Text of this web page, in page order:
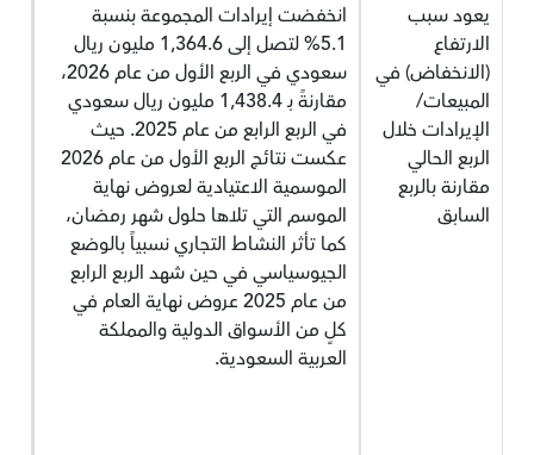
يعود سبب
الارتفاع
(الانخفاض) في
المبيعات/
الإيرادات خلال
الربع الحالي
مقارنة بالربع
السابق
انخفضت إيرادات المجموعة بنسبة
5.1% لتصل إلى 1,364.6 مليون ريال
سعودي في الربع الأول من عام 2026،
مقارنةً بـ 1,438.4 مليون ريال سعودي
في الربع الرابع من عام 2025. حيث
عكست نتائج الربع الأول من عام 2026
الموسمية الاعتيادية لعروض نهاية
الموسم التي تلاها حلول شهر رمضان،
كما تأثر النشاط التجاري نسبياً بالوضع
الجيوسياسي في حين شهد الربع الرابع
من عام 2025 عروض نهاية العام في
كلٍ من الأسواق الدولية والمملكة
العربية السعودية.